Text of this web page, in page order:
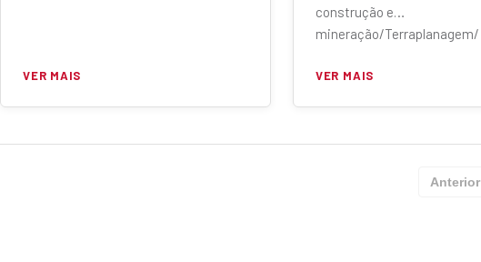
VER MAIS
construção e
mineração/Terraplanagem/
VER MAIS
Anterior